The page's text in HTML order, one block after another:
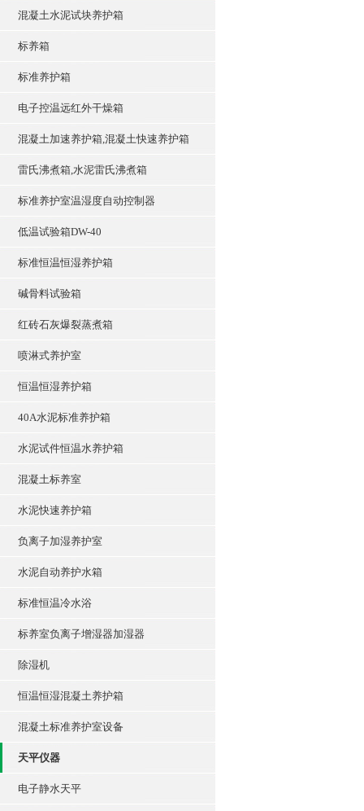
混凝土水泥试块养护箱
标养箱
标准养护箱
电子控温远红外干燥箱
混凝土加速养护箱,混凝土快速养护箱
雷氏沸煮箱,水泥雷氏沸煮箱
标准养护室温湿度自动控制器
低温试验箱DW-40
标准恒温恒湿养护箱
碱骨料试验箱
红砖石灰爆裂蒸煮箱
喷淋式养护室
恒温恒湿养护箱
40A水泥标准养护箱
水泥试件恒温水养护箱
混凝土标养室
水泥快速养护箱
负离子加湿养护室
水泥自动养护水箱
标准恒温冷水浴
标养室负离子增湿器加湿器
除湿机
恒温恒湿混凝土养护箱
混凝土标准养护室设备
天平仪器
电子静水天平